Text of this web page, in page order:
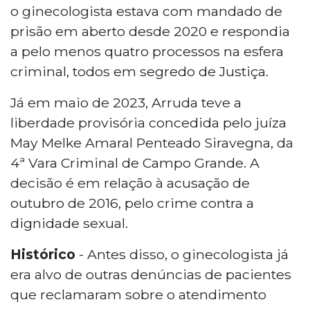
o ginecologista estava com mandado de
prisão em aberto desde 2020 e respondia
a pelo menos quatro processos na esfera
criminal, todos em segredo de Justiça.
Já em maio de 2023, Arruda teve a
liberdade provisória concedida pelo juíza
May Melke Amaral Penteado Siravegna, da
4ª Vara Criminal de Campo Grande. A
decisão é em relação à acusação de
outubro de 2016, pelo crime contra a
dignidade sexual.
Histórico - Antes disso, o ginecologista já
era alvo de outras denúncias de pacientes
que reclamaram sobre o atendimento